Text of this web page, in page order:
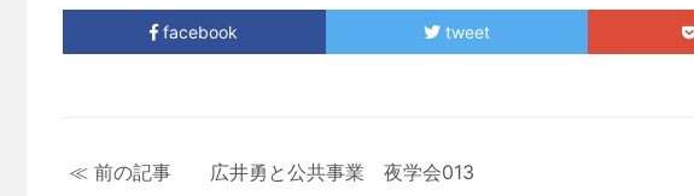
facebook tweet
≪ 前の記事 広井勇と公共事業 夜学会013